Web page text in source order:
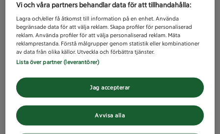
Vi och våra partners behandlar data för att tillhandahålla:
Lagra och/eller få åtkomst till information på en enhet. Använda
begränsade data för att välja reklam. Skapa profiler för personaliserad
reklam. Använda profiler för att välja personaliserad reklam. Mäta
reklamprestanda. Förstå målgrupper genom statistik eller kombinationer
av data från olika källor. Utveckla och förbättra tjänster.
Lista över partner (leverantörer)
Avvisa alla
Jag accepterar